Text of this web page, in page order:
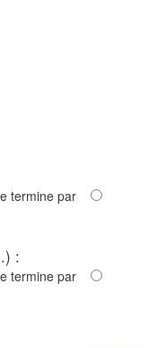
termine par
:
termine par